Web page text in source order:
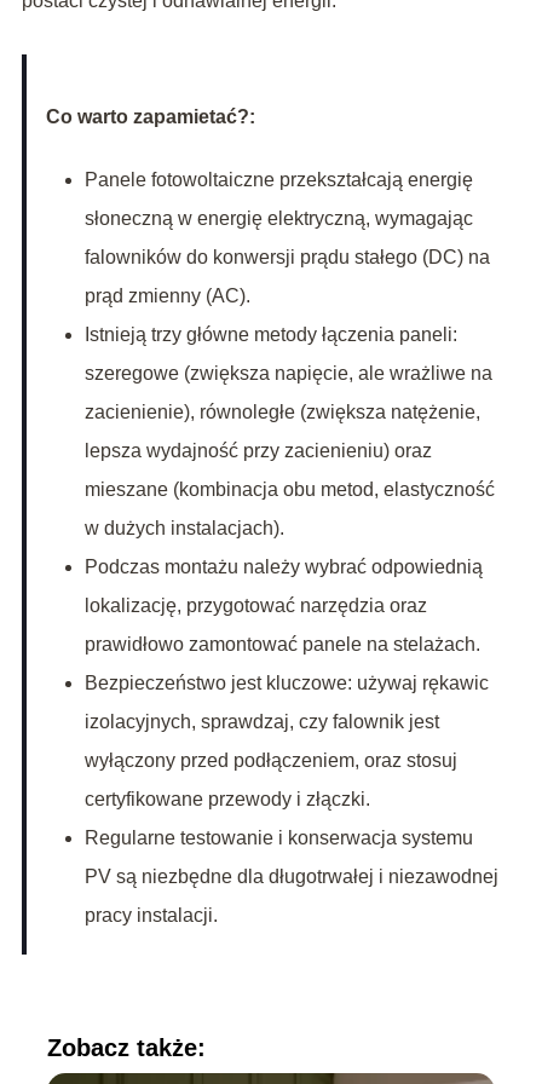
Co warto zapamietać?:
Panele fotowoltaiczne przekształcają energię
słoneczną w energię elektryczną, wymagając
falowników do konwersji prądu stałego (DC) na
prąd zmienny (AC).
Istnieją trzy główne metody łączenia paneli:
szeregowe (zwiększa napięcie, ale wrażliwe na
zacienienie), równoległe (zwiększa natężenie,
lepsza wydajność przy zacienieniu) oraz
mieszane (kombinacja obu metod, elastyczność
w dużych instalacjach).
Podczas montażu należy wybrać odpowiednią
lokalizację, przygotować narzędzia oraz
prawidłowo zamontować panele na stelażach.
Bezpieczeństwo jest kluczowe: używaj rękawic
izolacyjnych, sprawdzaj, czy falownik jest
wyłączony przed podłączeniem, oraz stosuj
certyfikowane przewody i złączki.
Regularne testowanie i konserwacja systemu
PV są niezbędne dla długotrwałej i niezawodnej
pracy instalacji.
Zobacz także: